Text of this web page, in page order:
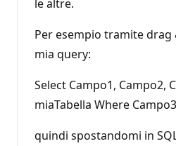
le altre.
Per esempio tramite
mia query:
Select Campo1, Campo2,
miaTabella Where
quindi spostandomi in